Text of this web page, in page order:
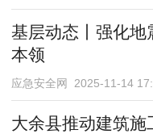
基层动态丨强化地
本领
应急安全网 2025-11-14
大余县推动建筑